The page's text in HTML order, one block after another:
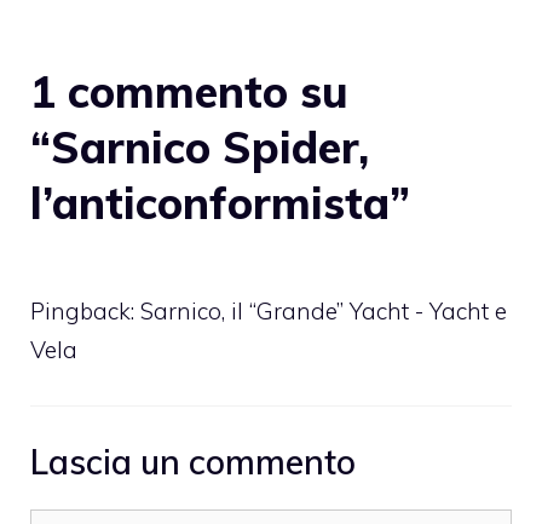
1 commento su
“Sarnico Spider,
l’anticonformista”
Pingback: Sarnico, il “Grande” Yacht - Yacht e
Vela
Lascia un commento